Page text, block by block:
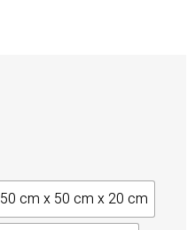
50 cm x 50 cm x 20 cm